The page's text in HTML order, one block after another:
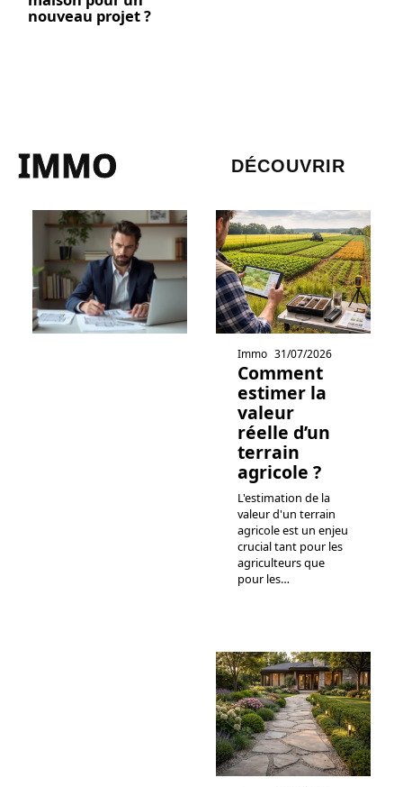
nouveau projet ?
IMMO DÉCOUVRIR
Immo 31/07/2026
Comment
estimer la
valeur
réelle d’un
terrain
agricole ?
L'estimation de la
valeur d'un terrain
agricole est un enjeu
crucial tant pour les
agriculteurs que
pour les…